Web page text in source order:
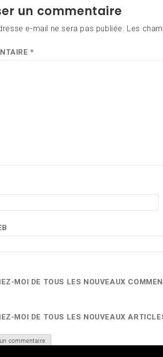
un commentaire
e-mail ne sera pas publiée. Les
*
MOI DE TOUS LES NOUVEAUX
MOI DE TOUS LES NOUVEAUX